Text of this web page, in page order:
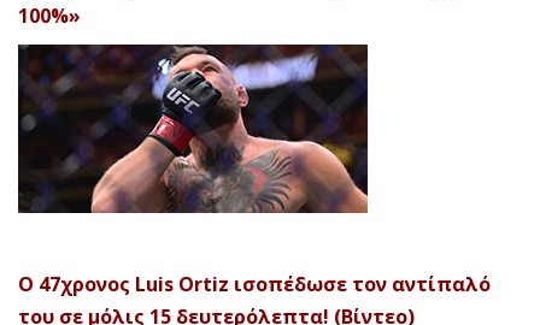
100%»
Ο 47χρονος Luis Ortiz ισοπέδωσε τον αντίπαλό
του σε μόλις 15 δευτερόλεπτα! (Βίντεο)